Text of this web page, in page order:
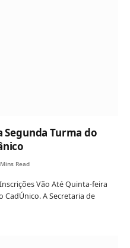
Segunda Turma do
Read
Vão Até Quinta-feira
A Secretaria de